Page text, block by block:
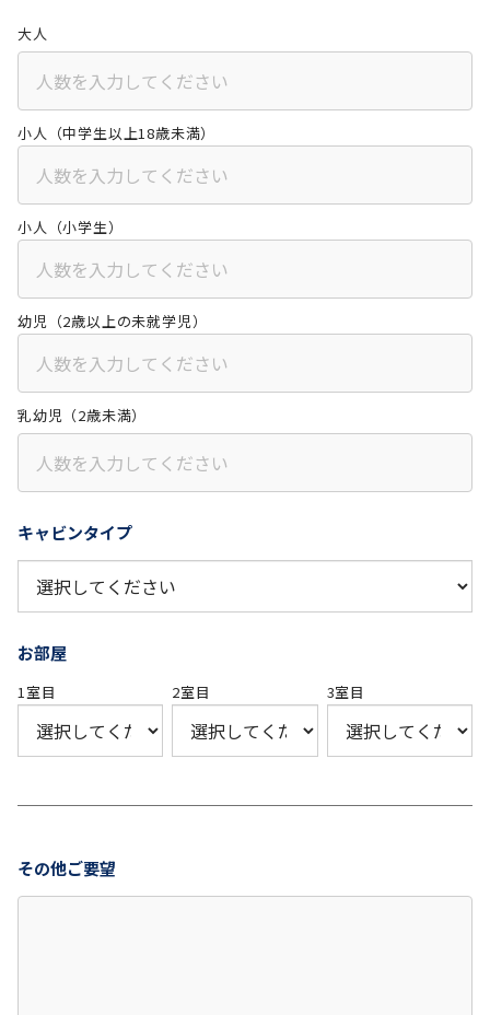
大人
小人（中学生以上18歳未満）
小人（小学生）
幼児（2歳以上の未就学児）
乳幼児（2歳未満）
キャビンタイプ
お部屋
1室目 2室目 3室目
その他ご要望